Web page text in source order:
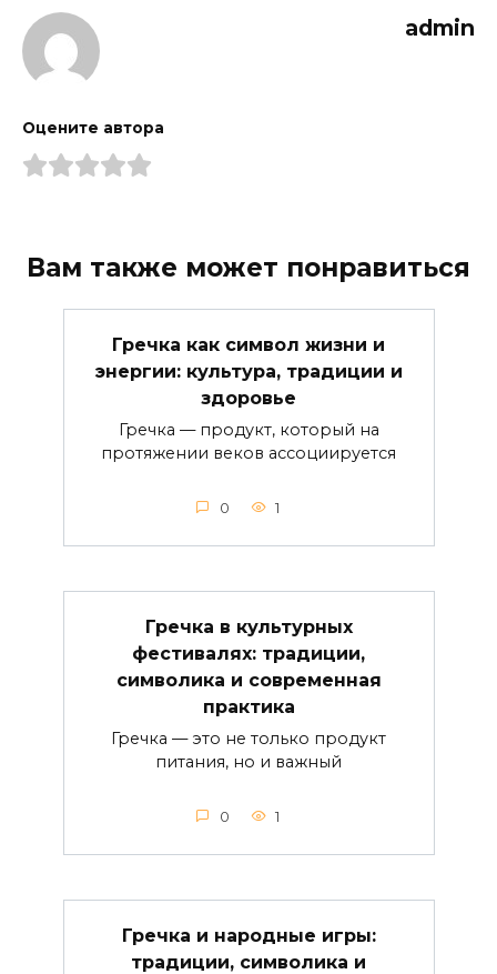
admin
Оцените автора
Вам также может понравиться
Гречка как символ жизни и
энергии: культура, традиции и
здоровье
Гречка — продукт, который на
протяжении веков ассоциируется
0 1
Гречка в культурных
фестивалях: традиции,
символика и современная
практика
Гречка — это не только продукт
питания, но и важный
0 1
Гречка и народные игры:
традиции, символика и